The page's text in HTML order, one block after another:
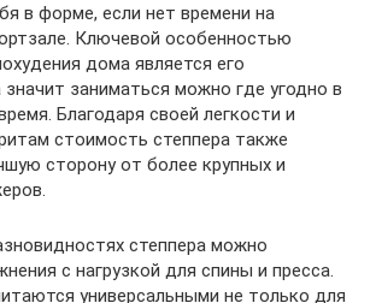
в форме, если нет времени на
Ключевой особенностью
дома является его
заниматься можно где угодно в
Благодаря своей легкости и
стоимость степпера также
сторону от более крупных и
степпера можно
с нагрузкой для спины и пресса.
универсальными не только для